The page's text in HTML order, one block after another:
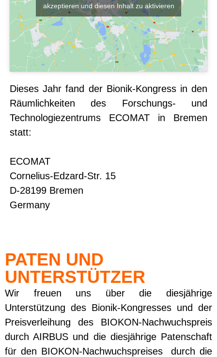
akzeptieren und diesen Inhalt zu aktivieren
Dieses Jahr fand der Bionik-Kongress in den
Räumlichkeiten des Forschungs- und
Technologiezentrums ECOMAT in Bremen
statt:
ECOMAT
Cornelius-Edzard-Str. 15
D-28199 Bremen
Germany
PATEN UND
UNTERSTÜTZER
Wir freuen uns über die diesjährige
Unterstützung des Bionik-Kongresses und der
Preisverleihung des BIOKON-Nachwuchspreis
durchAIRBUS und die diesjährige Patenschaft
für den BIOKON-Nachwuchspreises durch die